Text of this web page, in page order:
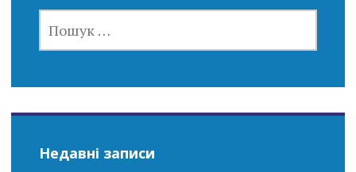
Недавні записи